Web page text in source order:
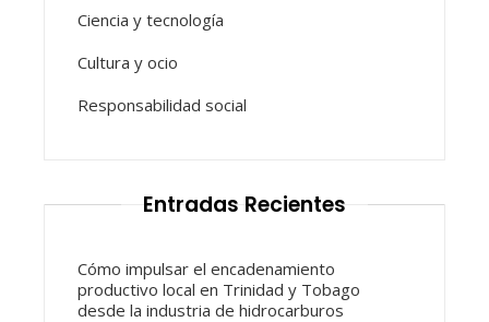
Ciencia y tecnología
Cultura y ocio
Responsabilidad social
Entradas Recientes
Cómo impulsar el encadenamiento
productivo local en Trinidad y Tobago
desde la industria de hidrocarburos